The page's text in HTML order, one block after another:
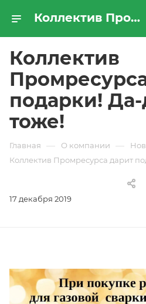
Коллектив Промресурса дарит подарки! Да-да, и Вам тоже! | Новости компании «ПРОМРЕСУРССЕРВИС»
Коллектив
подарки!
тоже!
Главная — О компании —
Коллектив Промресурса дарит
17 декабря 2019